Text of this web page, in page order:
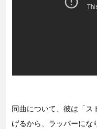
同曲について、彼は「ス
げるから、ラッパーにな